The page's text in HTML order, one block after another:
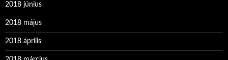
2018 június
2018 május
2018 április